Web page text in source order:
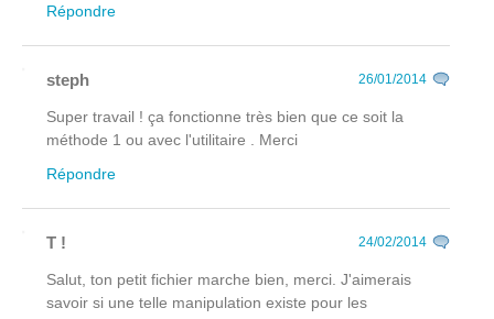
Répondre
steph 26/01/2014
Super travail ! ça fonctionne très bien que ce soit la
méthode 1 ou avec l'utilitaire . Merci
Répondre
T ! 24/02/2014
Salut, ton petit fichier marche bien, merci. J'aimerais
savoir si une telle manipulation existe pour les